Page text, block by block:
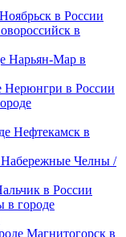
в России
в
Нарьян-Мар в
Нерюнгри в России
Нефтекамск в
Набережные Челны /
в России
в городе
Магнитогорск в